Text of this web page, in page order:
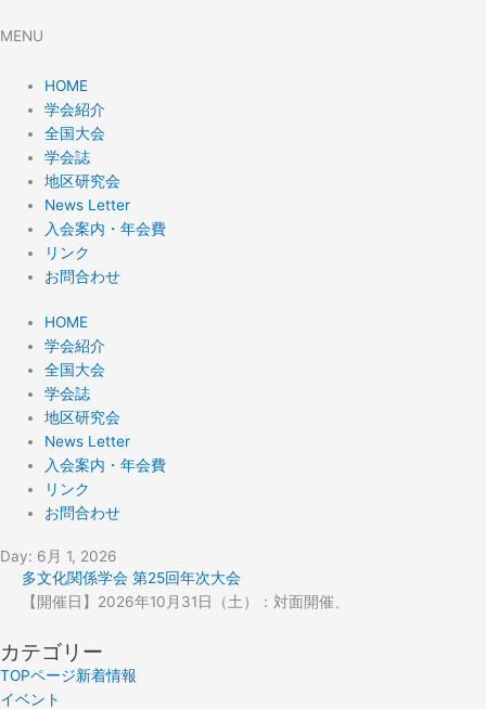
MENU
HOME
学会紹介
全国大会
学会誌
地区研究会
News Letter
入会案内・年会費
リンク
お問合わせ
HOME
学会紹介
全国大会
学会誌
地区研究会
News Letter
入会案内・年会費
リンク
お問合わせ
Day: 6月 1, 2026
多文化関係学会 第25回年次大会
【開催日】2026年10月31日（土）：対面開催、
カテゴリー
TOPページ新着情報
イベント